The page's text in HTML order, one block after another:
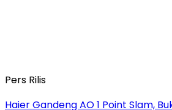
Pers Rilis
Haier Gandeng AO 1 Point Slam,